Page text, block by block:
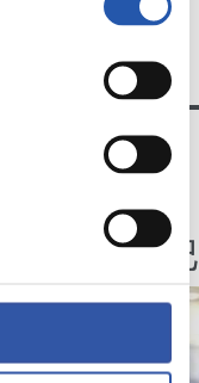
视频
圣塞